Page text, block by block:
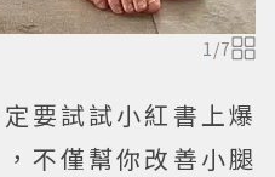
1 /7
要試試小紅書上爆
不僅幫你改善小腿